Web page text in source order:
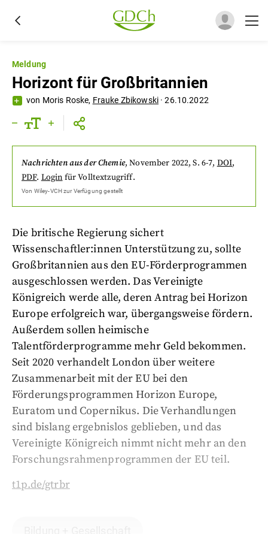
Meldung
Horizont für Großbritannien
von Moris Roske, Frauke Zbikowski·26.10.2022
Nachrichten aus der Chemie,November 2022, S. 6-7, DOI,
PDF. Login für Volltextzugriff.
Von Wiley-VCHzur Verfügung gestellt
Die britische Regierung sichert
Wissenschaftler:innen Unterstützung zu, sollte
Großbritannien aus den EU-Förderprogrammen
ausgeschlossen werden. Das Vereinigte
Königreich werde alle, deren Antrag bei Horizon
Europe erfolgreich war, übergangsweise fördern.
Außerdem sollen heimische
Talentförderprogramme mehr Geld bekommen.
Seit 2020 verhandelt London über weitere
Zusammenarbeit mit der EU bei den
Förderungsprogrammen Horizon Europe,
Euratom und Copernikus. Die Verhandlungen
sind bislang ergebnislos geblieben, und das
Vereinigte Königreich nimmt nicht mehr an den
Forschungsrahmenprogrammen der EU teil.
t1p.de/gtrbr